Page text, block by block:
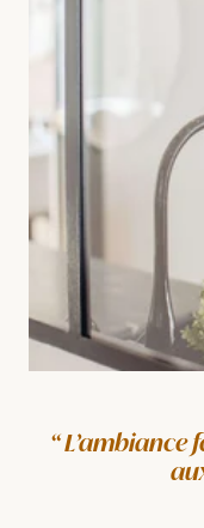
L’ambiance